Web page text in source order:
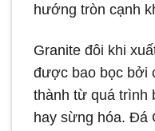
hướng tròn cạnh
Granite đôi khi
được bao bọc bởi
thành từ quá trình
hay sừng hóa. Đá